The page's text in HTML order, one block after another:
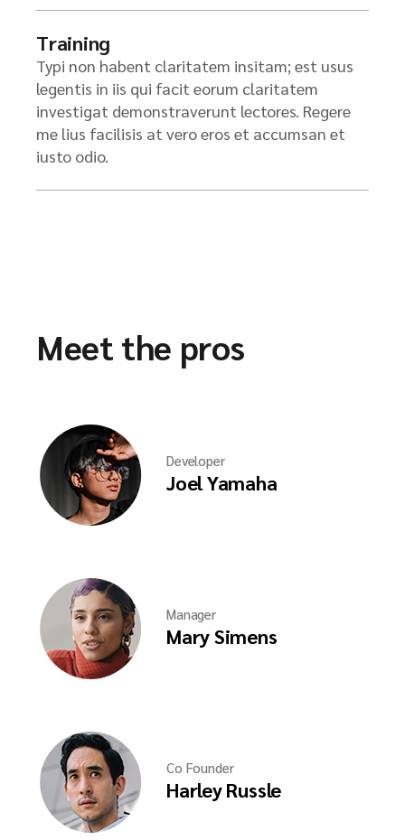
Training
Typi non habent claritatem insitam; est usus
legentis in iis qui facit eorum claritatem
investigat demonstraverunt lectores. Regere
me lius facilisis at vero eros et accumsan et
iusto odio.
Meet the pros
Developer
Joel Yamaha
Manager
Mary Simens
Co Founder
Harley Russle